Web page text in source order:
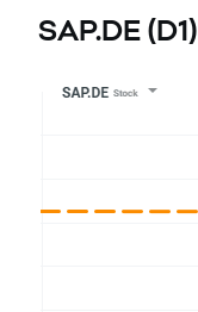
SAP.DE (D1)